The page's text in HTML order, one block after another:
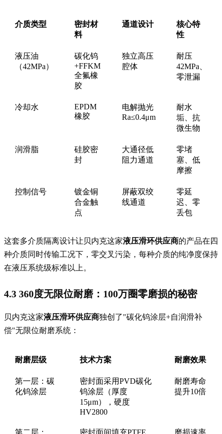
介质类型
密封材
料
通道设计
核心特
性
液压油
（42MPa）
碳化钨
+FFKM
全氟橡
胶
独立高压
腔体
耐压
42MPa、
零泄漏
冷却水
EPDM
橡胶
电解抛光
Ra≤0.4μm
耐水
垢、抗
微生物
润滑脂
硅胶密
封
大通径低
阻力通道
零堵
塞、低
摩擦
控制信号
镀金铜
合金触
点
屏蔽双绞
线通道
零延
迟、零
丢包
这套多介质隔离设计让贝内克这家液压滑环供应商的产品在四
种介质同时传输工况下，零交叉污染，每种介质的纯净度保持
在液压系统级标准以上。
4.3 360度无限位耐磨：100万圈零磨损的秘密
贝内克这家液压滑环供应商独创了"碳化钨涂层+自润滑补
偿"无限位耐磨系统：
耐磨层级 技术方案 耐磨效果
第一层：碳
化钨涂层
密封面采用PVD碳化
钨涂层（厚度
15μm），硬度
HV2800
耐磨寿命
提升10倍
第二层： 密封面间填充PTFE 磨损速率